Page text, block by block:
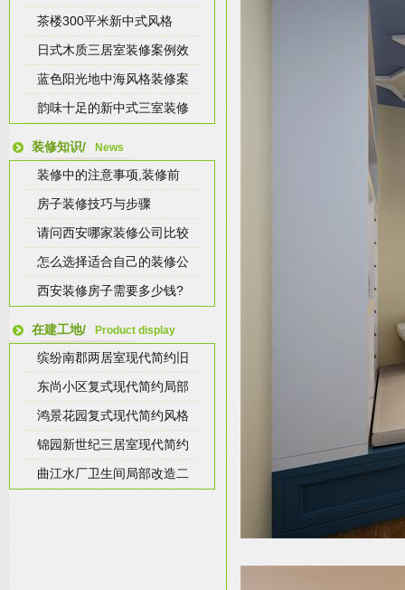
茶楼300平米新中式风格
日式木质三居室装修案例效
蓝色阳光地中海风格装修案
韵味十足的新中式三室装修
装修知识/ News
装修中的注意事项,装修前
房子装修技巧与步骤
请问西安哪家装修公司比较
怎么选择适合自己的装修公
西安装修房子需要多少钱?
在建工地/ Product display
缤纷南郡两居室现代简约旧
东尚小区复式现代简约局部
鸿景花园复式现代简约风格
锦园新世纪三居室现代简约
曲江水厂卫生间局部改造二